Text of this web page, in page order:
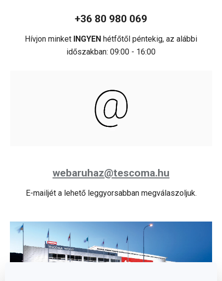
+36 80 980 069
Hívjon minket INGYEN hétfőtől péntekig, az alábbi
időszakban: 09:00 - 16:00
webaruhaz@tescoma.hu
E-mailjét a lehető leggyorsabban megválaszoljuk.